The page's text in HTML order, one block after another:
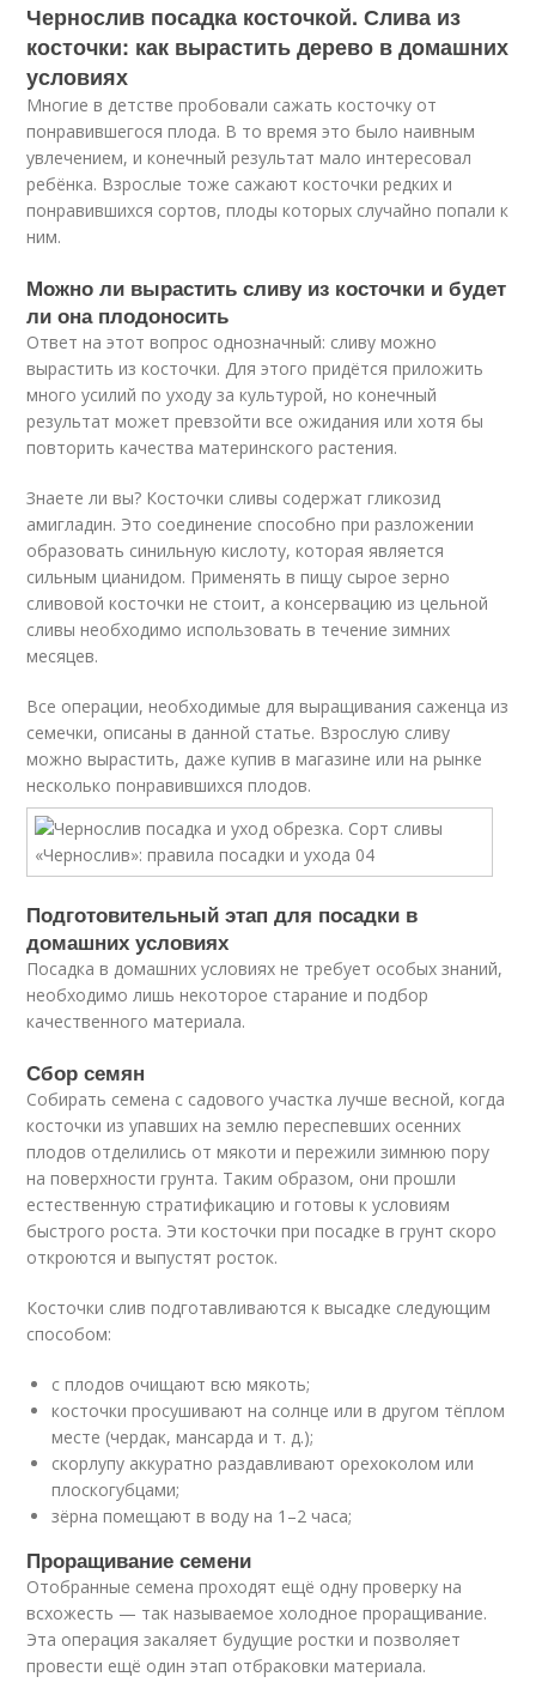
Чернослив посадка косточкой. Слива из
косточки: как вырастить дерево в домашних
условиях
Многие в детстве пробовали сажать косточку от
понравившегося плода. В то время это было наивным
увлечением, и конечный результат мало интересовал
ребёнка. Взрослые тоже сажают косточки редких и
понравившихся сортов, плоды которых случайно попали к
ним.
Можно ли вырастить сливу из косточки и будет
ли она плодоносить
Ответ на этот вопрос однозначный: сливу можно
вырастить из косточки. Для этого придётся приложить
много усилий по уходу за культурой, но конечный
результат может превзойти все ожидания или хотя бы
повторить качества материнского растения.
Знаете ли вы? Косточки сливы содержат гликозид
амигладин. Это соединение способно при разложении
образовать синильную кислоту, которая является
сильным цианидом. Применять в пищу сырое зерно
сливовой косточки не стоит, а консервацию из цельной
сливы необходимо использовать в течение зимних
месяцев.
Все операции, необходимые для выращивания саженца из
семечки, описаны в данной статье. Взрослую сливу
можно вырастить, даже купив в магазине или на рынке
несколько понравившихся плодов.
Подготовительный этап для посадки в
домашних условиях
Посадка в домашних условиях не требует особых знаний,
необходимо лишь некоторое старание и подбор
качественного материала.
Сбор семян
Собирать семена с садового участка лучше весной, когда
косточки из упавших на землю переспевших осенних
плодов отделились от мякоти и пережили зимнюю пору
на поверхности грунта. Таким образом, они прошли
естественную стратификацию и готовы к условиям
быстрого роста. Эти косточки при посадке в грунт скоро
откроются и выпустят росток.
Косточки слив подготавливаются к высадке следующим
способом:
с плодов очищают всю мякоть;
косточки просушивают на солнце или в другом тёплом
месте (чердак, мансарда и т. д.);
скорлупу аккуратно раздавливают орехоколом или
плоскогубцами;
зёрна помещают в воду на 1–2 часа;
Проращивание семени
Отобранные семена проходят ещё одну проверку на
всхожесть — так называемое холодное проращивание.
Эта операция закаляет будущие ростки и позволяет
провести ещё один этап отбраковки материала.